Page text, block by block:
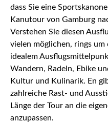
dass Sie eine
Kanutour von Gamburg
Verstehen Sie diesen
vielen möglichen, rings
idealem
Wandern, Radeln, Ebike
Kultur und Kulinarik. En
zahlreiche Rast- und
Länge der Tour an die
anzupassen.